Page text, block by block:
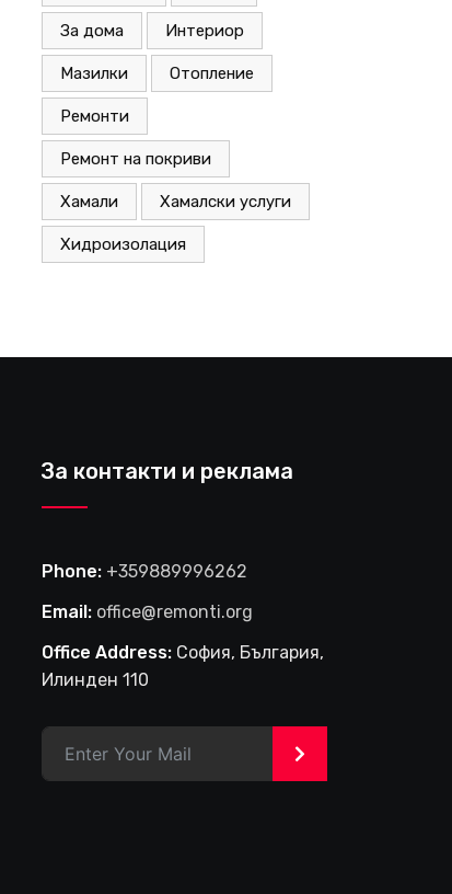
За дома Интериор
Мазилки Отопление
Ремонти
Ремонт на покриви
Хамали Хамалски услуги
Хидроизолация
За контакти и реклама
Phone: +359889996262
Email: office@remonti.org
Office Address: София, България,
Илинден 110
>